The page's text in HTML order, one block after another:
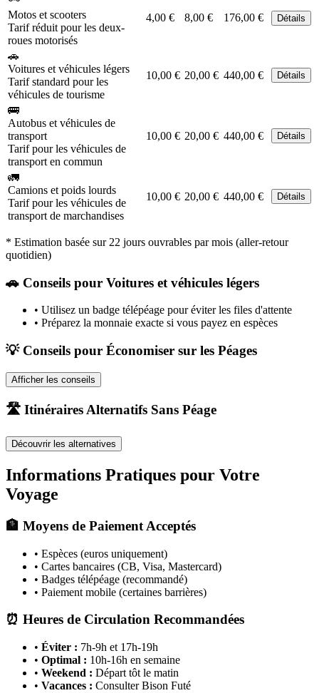
Motos et scooters
Tarif réduit pour les deux-
roues motorisés
4,00 € 8,00 € 176,00 € Détails
🚗
Voitures et véhicules légers
Tarif standard pour les
véhicules de tourisme
10,00 € 20,00 € 440,00 € Détails
🚌
Autobus et véhicules de
transport
Tarif pour les véhicules de
transport en commun
10,00 € 20,00 € 440,00 € Détails
🚛
Camions et poids lourds
Tarif pour les véhicules de
transport de marchandises
10,00 € 20,00 € 440,00 € Détails
* Estimation basée sur 22 jours ouvrables par mois (aller-retour
quotidien)
🚗 Conseils pour Voitures et véhicules légers
• Utilisez un badge télépéage pour éviter les files d'attente
• Préparez la monnaie exacte si vous payez en espèces
💡 Conseils pour Économiser sur les Péages
Afficher les conseils
🛣️ Itinéraires Alternatifs Sans Péage
Découvrir les alternatives
Informations Pratiques pour Votre
Voyage
🏦 Moyens de Paiement Acceptés
• Espèces (euros uniquement)
• Cartes bancaires (CB, Visa, Mastercard)
• Badges télépéage (recommandé)
• Paiement mobile (certaines barrières)
⏰ Heures de Circulation Recommandées
• Éviter : 7h-9h et 17h-19h
• Optimal : 10h-16h en semaine
• Weekend : Départ tôt le matin
• Vacances : Consulter Bison Futé